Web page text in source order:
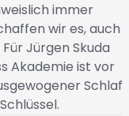
immer
wir es, auch
Jürgen Skuda
Akademie ist vor
Schlaf